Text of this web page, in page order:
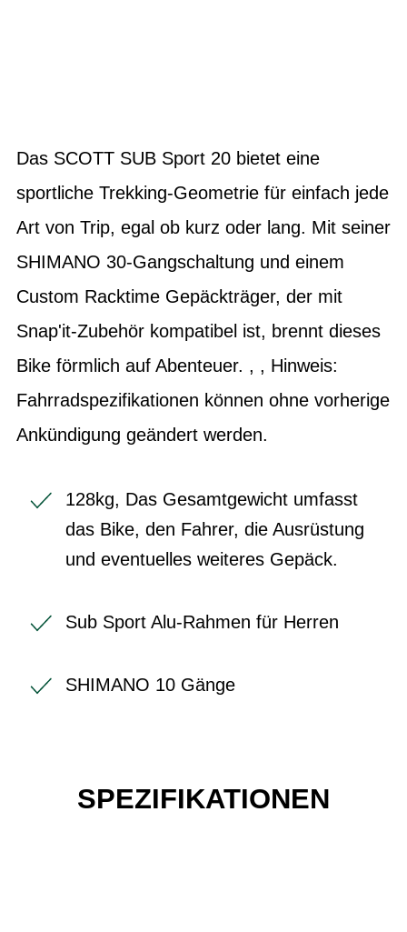
Das SCOTT SUB Sport 20 bietet eine
sportliche Trekking-Geometrie für einfach jede
Art von Trip, egal ob kurz oder lang. Mit seiner
SHIMANO 30-Gangschaltung und einem
Custom Racktime Gepäckträger, der mit
Snap'it-Zubehör kompatibel ist, brennt dieses
Bike förmlich auf Abenteuer. , , Hinweis:
Fahrradspezifikationen können ohne vorherige
Ankündigung geändert werden.
128kg, Das Gesamtgewicht umfasst
das Bike, den Fahrer, die Ausrüstung
und eventuelles weiteres Gepäck.
Sub Sport Alu-Rahmen für Herren
SHIMANO 10 Gänge
SPEZIFIKATIONEN